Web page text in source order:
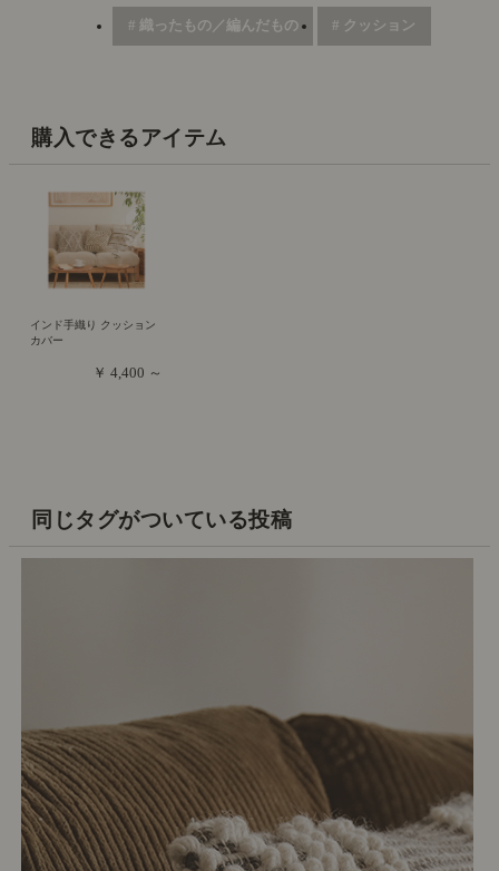
# 織ったもの／編んだもの # クッション
購入できるアイテム
インド手織り クッション
カバー
￥ 4,400 ～
同じタグがついている投稿